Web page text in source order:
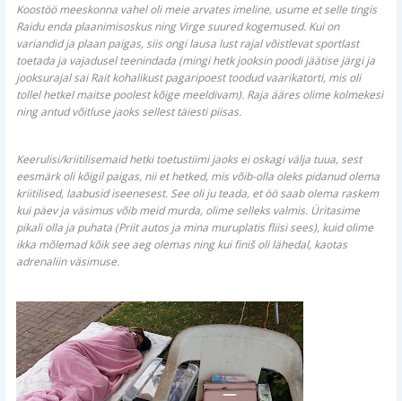
Koostöö meeskonna vahel oli meie arvates imeline, usume et selle tingis
Raidu enda plaanimisoskus ning Virge suured kogemused. Kui on
variandid ja plaan paigas, siis ongi lausa lust rajal võistlevat sportlast
toetada ja vajadusel teenindada (mingi hetk jooksin poodi jäätise järgi ja
jooksurajal sai Rait kohalikust pagaripoest toodud vaarikatorti, mis oli
tollel hetkel maitse poolest kõige meeldivam). Raja ääres olime kolmekesi
ning antud võitluse jaoks sellest täiesti piisas.
Keerulisi/kriitilisemaid hetki toetustiimi jaoks ei oskagi välja tuua, sest
eesmärk oli kõigil paigas, nii et hetked, mis võib-olla oleks pidanud olema
kriitilised, laabusid iseenesest. See oli ju teada, et öö saab olema raskem
kui päev ja väsimus võib meid murda, olime selleks valmis. Üritasime
pikali olla ja puhata (Priit autos ja mina muruplatis fliisi sees), kuid olime
ikka mõlemad kõik see aeg olemas ning kui finiš oli lähedal, kaotas
adrenaliin väsimuse.